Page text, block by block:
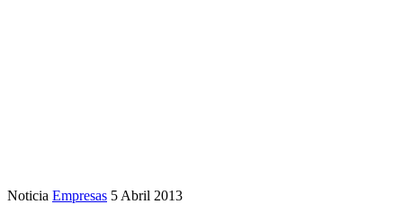
Noticia Empresas 5 Abril 2013